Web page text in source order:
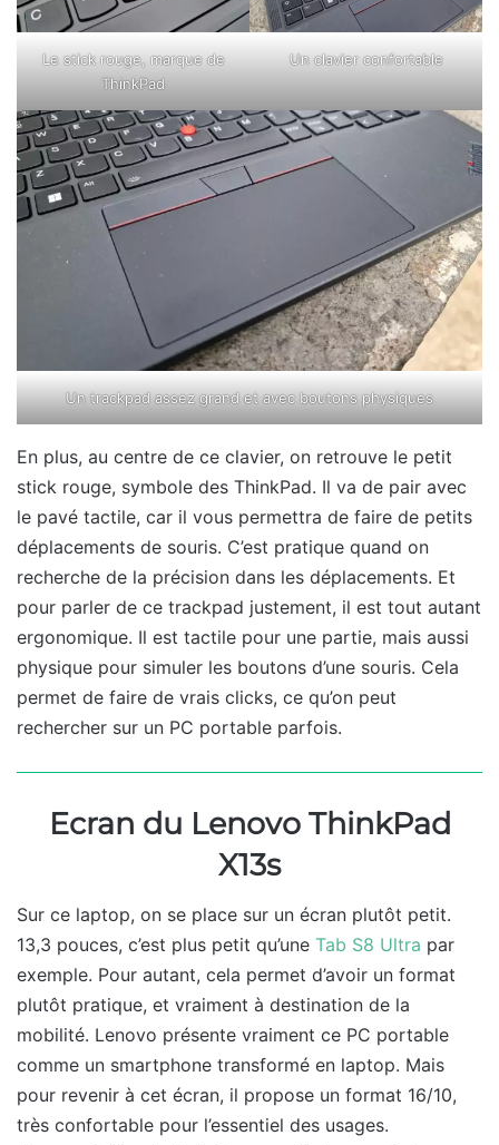
Le stick rouge, marque de
ThinkPad
Un clavier confortable
Un trackpad assez grand et avec boutons physiques
En plus, au centre de ce clavier, on retrouve le petit
stick rouge, symbole des ThinkPad. Il va de pair avec
le pavé tactile, car il vous permettra de faire de petits
déplacements de souris. C’est pratique quand on
recherche de la précision dans les déplacements. Et
pour parler de ce trackpad justement, il est tout autant
ergonomique. Il est tactile pour une partie, mais aussi
physique pour simuler les boutons d’une souris. Cela
permet de faire de vrais clicks, ce qu’on peut
rechercher sur un PC portable parfois.
Ecran du Lenovo ThinkPad
X13s
Sur ce laptop, on se place sur un écran plutôt petit.
13,3 pouces, c’est plus petit qu’une Tab S8 Ultra par
exemple. Pour autant, cela permet d’avoir un format
plutôt pratique, et vraiment à destination de la
mobilité. Lenovo présente vraiment ce PC portable
comme un smartphone transformé en laptop. Mais
pour revenir à cet écran, il propose un format 16/10,
très confortable pour l’essentiel des usages.